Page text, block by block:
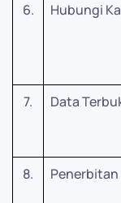
6. Hubungi
7. Data
8. Penerbitan